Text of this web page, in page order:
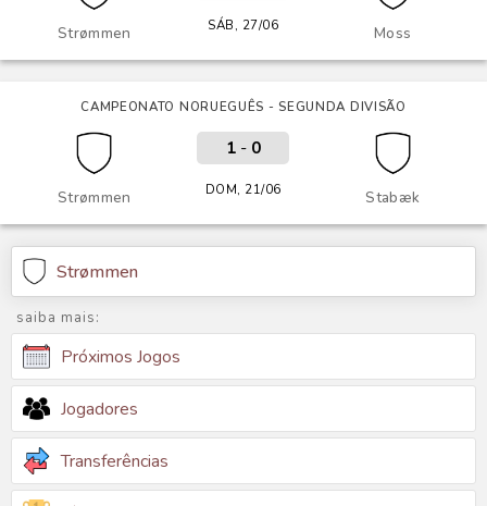
Strømmen Moss
SÁB, 27/06
CAMPEONATO NORUEGUÊS - SEGUNDA DIVISÃO
Strømmen Stabæk
1- 0
DOM, 21/06
Strømmen
saiba mais:
Próximos Jogos
Jogadores
Transferências